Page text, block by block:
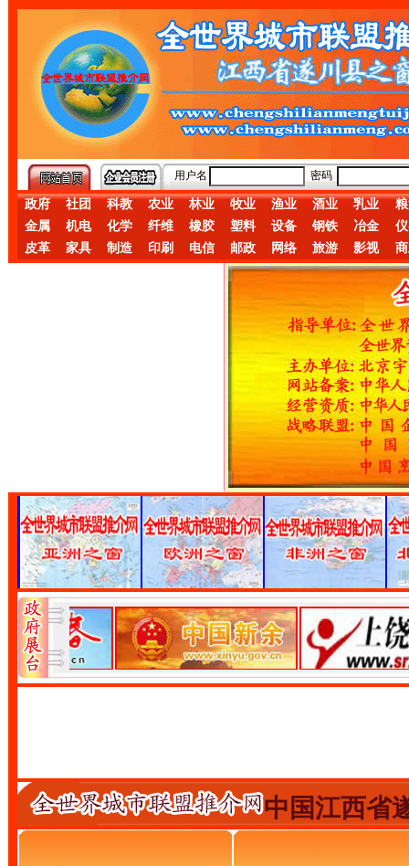
用户名 密码
政府 社团 科教 农业 林业 牧业 渔业 酒业 乳业
金属
机电 化学 纤维 橡胶 塑料 设备 钢铁 冶金
皮革
家具 制造 印刷 电信 邮政 网络 旅游 影视
中国江西省